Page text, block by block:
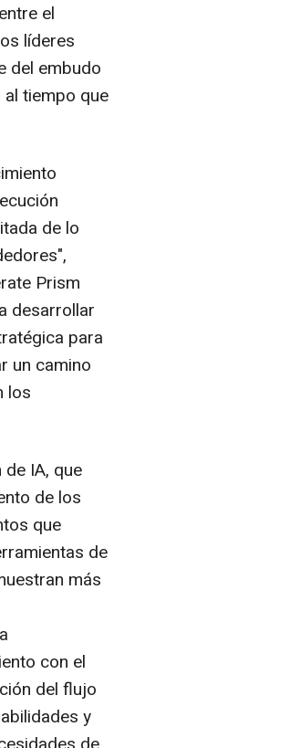
el
líderes
del embudo
tiempo que
de lo
Prism
desarrollar
para
un camino
los
IA, que
de los
que
de
más
con el
del flujo
y